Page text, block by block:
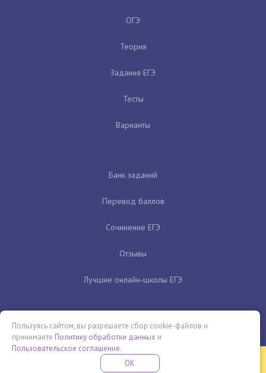
ОГЭ
Теория
Задания ЕГЭ
Тесты
Варианты
Банк заданий
Перевод баллов
Сочинение ЕГЭ
Отзывы
Лучшие онлайн-школы ЕГЭ
Бесплатная летняя школа
Пользуясь сайтом, вы разрешаете сбор cookie-файлов и
принимаете Политику обработки данных и
Пользовательское соглашение.
OK